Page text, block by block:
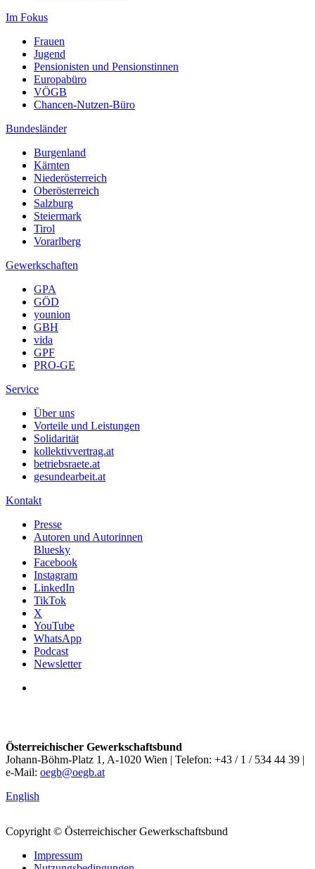
Im Fokus
Frauen
Jugend
Pensionisten und Pensionstinnen
Europabüro
VÖGB
Chancen-Nutzen-Büro
Bundesländer
Burgenland
Kärnten
Niederösterreich
Oberösterreich
Salzburg
Steiermark
Tirol
Vorarlberg
Gewerkschaften
GPA
GÖD
younion
GBH
vida
GPF
PRO-GE
Service
Über uns
Vorteile und Leistungen
Solidarität
kollektivvertrag.at
betriebsraete.at
gesundearbeit.at
Kontakt
Presse
Autoren und Autorinnen
Bluesky
Facebook
Instagram
LinkedIn
TikTok
X
YouTube
WhatsApp
Podcast
Newsletter
Österreichischer Gewerkschaftsbund
Johann-Böhm-Platz 1, A-1020 Wien | Telefon: +43 / 1 / 534 44 39 |
e-Mail: oegb@oegb.at
English
Copyright © Österreichischer Gewerkschaftsbund
Impressum